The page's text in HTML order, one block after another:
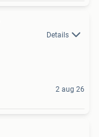
Details
2 aug 26